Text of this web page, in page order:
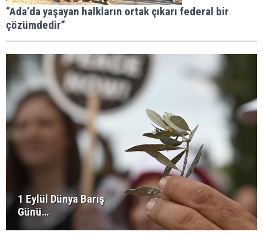
“Ada’da yaşayan halkların ortak çıkarı federal bir
çözümdedir”
1 Eylül Dünya Barış
Günü…